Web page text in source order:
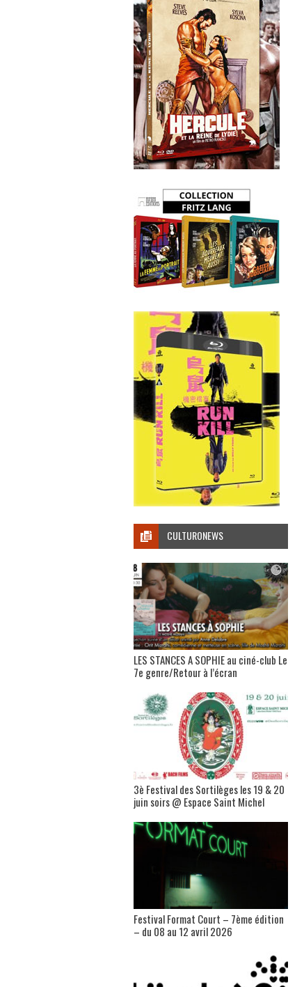
CULTURONEWS
LES STANCES A SOPHIE au ciné-club Le
7e genre/Retour à l’écran
3è Festival des Sortilèges les 19 & 20
juin soirs @ Espace Saint Michel
Festival Format Court – 7ème édition
– du 08 au 12 avril 2026